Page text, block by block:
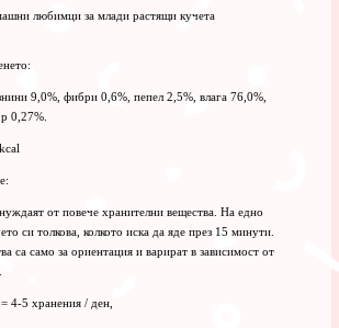
любимци за млади растящи кучета
9,0%, фибри 0,6%, пепел 2,5%, влага 76,0%,
0,27%.
от повече хранителни вещества. На едно
си толкова, колкото иска да яде през 15 минути.
са само за ориентация и варират в зависимост от
4-5 хранения / ден,